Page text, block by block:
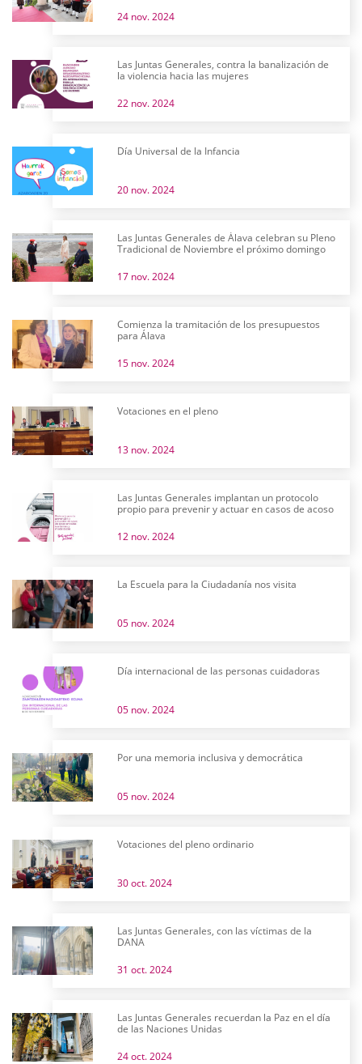
24 nov. 2024
Las Juntas Generales, contra la banalización de
la violencia hacia las mujeres
22 nov. 2024
Día Universal de la Infancia
20 nov. 2024
Las Juntas Generales de Álava celebran su Pleno
Tradicional de Noviembre el próximo domingo
17 nov. 2024
Comienza la tramitación de los presupuestos
para Álava
15 nov. 2024
Votaciones en el pleno
13 nov. 2024
Las Juntas Generales implantan un protocolo
propio para prevenir y actuar en casos de acoso
12 nov. 2024
La Escuela para la Ciudadanía nos visita
05 nov. 2024
Día internacional de las personas cuidadoras
05 nov. 2024
Por una memoria inclusiva y democrática
05 nov. 2024
Votaciones del pleno ordinario
30 oct. 2024
Las Juntas Generales, con las víctimas de la
DANA
31 oct. 2024
Las Juntas Generales recuerdan la Paz en el día
de las Naciones Unidas
24 oct. 2024